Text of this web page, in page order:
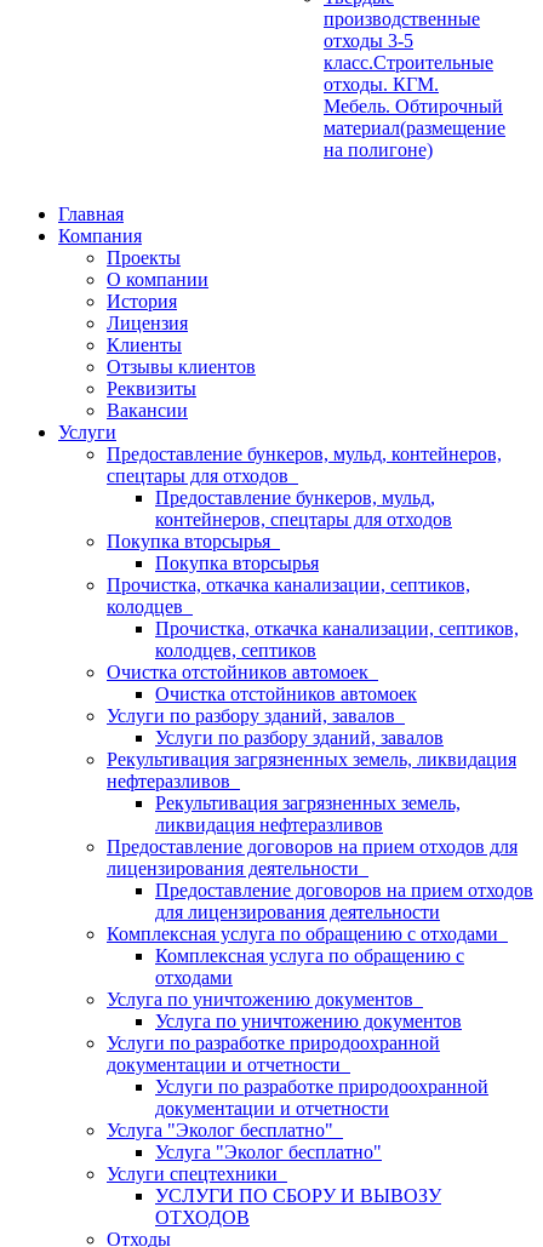
производственные
отходы 3-5
класс.Строительные
отходы. КГМ.
Мебель. Обтирочный
материал(размещение
на полигоне)
Главная
Компания
Проекты
О компании
История
Лицензия
Клиенты
Отзывы клиентов
Реквизиты
Вакансии
Услуги
Предоставление бункеров, мульд, контейнеров,
спецтары для отходов
Предоставление бункеров, мульд,
контейнеров, спецтары для отходов
Покупка вторсырья
Покупка вторсырья
Прочистка, откачка канализации, септиков,
колодцев
Прочистка, откачка канализации, септиков,
колодцев, септиков
Очистка отстойников автомоек
Очистка отстойников автомоек
Услуги по разбору зданий, завалов
Услуги по разбору зданий, завалов
Рекультивация загрязненных земель, ликвидация
нефтеразливов
Рекультивация загрязненных земель,
ликвидация нефтеразливов
Предоставление договоров на прием отходов для
лицензирования деятельности
Предоставление договоров на прием отходов
для лицензирования деятельности
Комплексная услуга по обращению с отходами
Комплексная услуга по обращению с
отходами
Услуга по уничтожению документов
Услуга по уничтожению документов
Услуги по разработке природоохранной
документации и отчетности
Услуги по разработке природоохранной
документации и отчетности
Услуга "Эколог бесплатно"
Услуга "Эколог бесплатно"
Услуги спецтехники
УСЛУГИ ПО СБОРУ И ВЫВОЗУ
ОТХОДОВ
Отходы